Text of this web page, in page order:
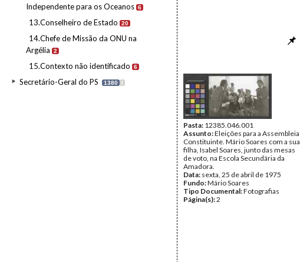
Independente para os Oceanos 6
13.Conselheiro de Estado 20
14.Chefe de Missão da ONU na
Argélia
2
15.Contexto não identificado 6
Secretário-Geral do PS 1380 I
Pasta: 12385.046.001
Assunto:Eleições para a Assembleia
Constituinte. Mário Soares com a sua
filha, Isabel Soares, junto das mesas
de voto, na Escola Secundária da
Amadora.
Data: sexta, 25 de abril de 1975
Fundo:Mário Soares
Tipo Documental:Fotografias
Página(s):2